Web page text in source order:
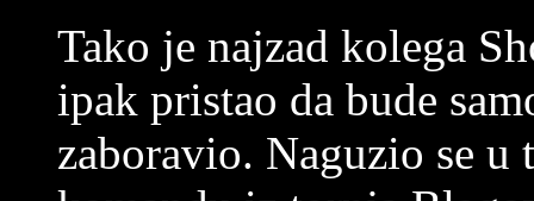
Tako je najzad kolega
ipak pristao da bude
zaboravio. Naguzio se